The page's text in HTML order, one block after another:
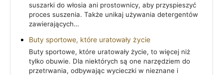
suszarki do włosia ani prostownicy, aby przyspieszyć
proces suszenia. Także unikaj używania detergentów
zawierających…
Buty sportowe, które uratowały życie
Buty sportowe, które uratowały życie, to więcej niż
tylko obuwie. Dla niektórych są one narzędziem do
przetrwania, odbywając wycieczki w nieznane i